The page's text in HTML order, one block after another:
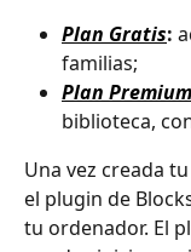
Plan Gratis:
familias;
Plan Premium
biblioteca,
Una vez creada
el plugin de
tu ordenador. El